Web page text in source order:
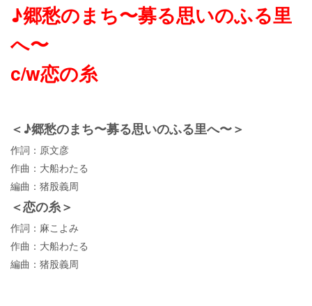
♪郷愁のまち〜募る思いのふる里
へ〜
c/w恋の糸
＜♪郷愁のまち〜募る思いのふる里へ〜＞
作詞：原文彦
作曲：大船わたる
編曲：猪股義周
＜恋の糸＞
作詞：麻こよみ
作曲：大船わたる
編曲：猪股義周